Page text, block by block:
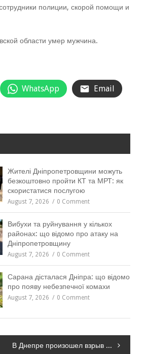
полиции, скорой помощи и
области умер мужчина.
WhatsApp Email
Жителі Дніпропетровщини можуть
безкоштовно пройти КТ та МРТ: як
скористатися послугою
August 7, 2026 0 Comment
Вибухи та руйнування у кількох
районах: що відомо про атаку на
Дніпропетровщину
August 7, 2026 0 Comment
Сарана дісталася Дніпра: що відомо
про появу небезпечної комахи
August 7, 2026 0 Comment
В Днепре произошел взрыв петарды, двоих человек госпитализировали – ФОТО, ВИДЕО